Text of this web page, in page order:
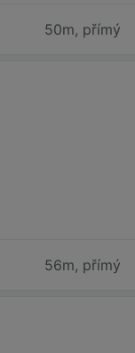
50m, přímý
56m, přímý